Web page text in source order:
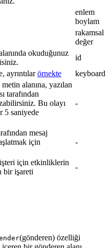
enlem
boylam
rakamsal
değer
okuduğunuz
id
ayrıntılarörnekte keyboard
alanına, yazılan
tarafından
Bu olayı
5 saniyede
-
mesaj
için
-
için etkinliklerin
bir işareti
-
(gönderen) özelliği